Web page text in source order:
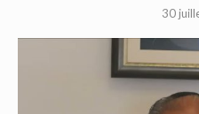
30